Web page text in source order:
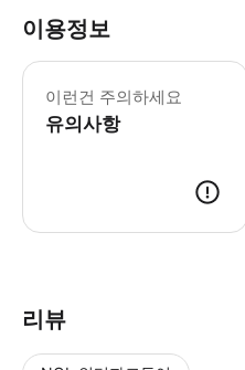
이용정보
이런건 주의하세요
유의사항
리뷰